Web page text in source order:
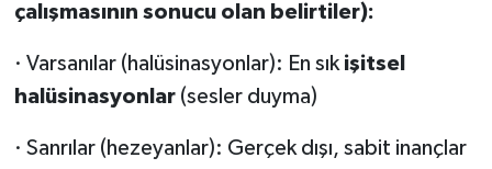
çalışmasının sonucu olan belirtiler):
· Varsanılar (halüsinasyonlar): En sık işitsel
halüsinasyonlar(sesler duyma)
· Sanrılar (hezeyanlar): Gerçek dışı, sabit inançlar